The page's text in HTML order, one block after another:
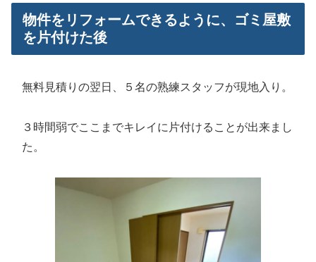
物件をリフォームできるように、ゴミ屋敷
を片付けた後
無料見積りの翌日、５名の熟練スタッフが現地入り。
３時間弱でここまでキレイに片付けることが出来まし
た。